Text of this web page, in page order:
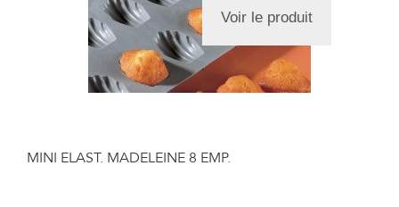
Voir le produit
MINI ELAST. MADELEINE 8 EMP.